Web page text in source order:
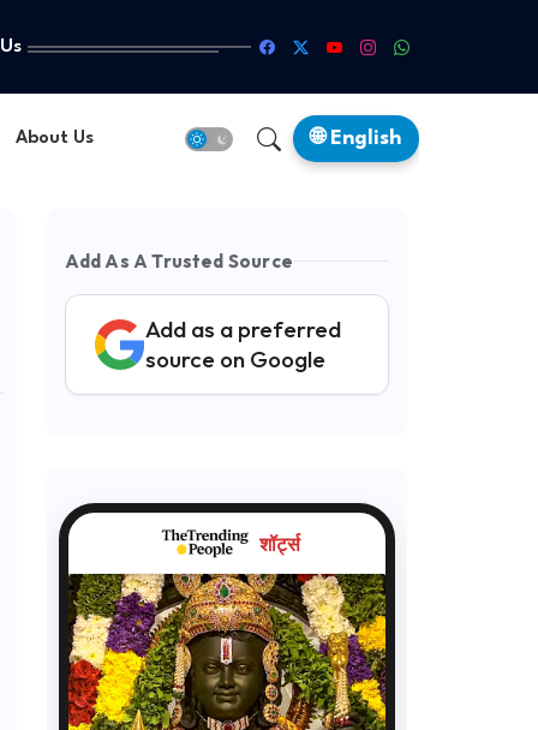
About Us 🌐 English
Add As A Trusted Source
Add as a preferred
source on Google
शॉर्ट्स